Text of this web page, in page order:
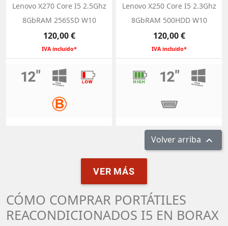
Lenovo X270 Core I5 2.5Ghz
8GbRAM 256SSD W10
Precio
120,00 €
IVA incluido*
Lenovo X250 Core I5 2.3Ghz
8GbRAM 500HDD W10
Precio
120,00 €
IVA incluido*
Volver arriba 
VER MÁS
CÓMO COMPRAR PORTÁTILES
REACONDICIONADOS I5 EN BORAX